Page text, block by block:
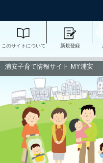
このサイトについて 新規登録
浦安子育て情報サイト MY浦安